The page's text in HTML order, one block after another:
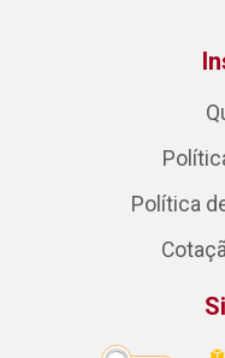
Política